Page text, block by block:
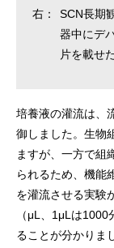
右：
SCN長期
器中にデ
片を載せ
培養液の灌流は、
御しました。生物
ますが、一方で組
られるため、機能
を灌流させる実験
（μL、1μLは
ることが分かりま